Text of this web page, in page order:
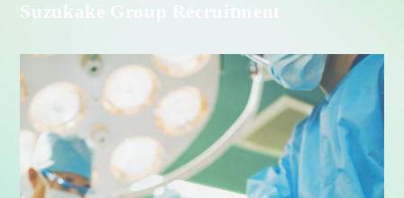
Suzukake Group Recruitment